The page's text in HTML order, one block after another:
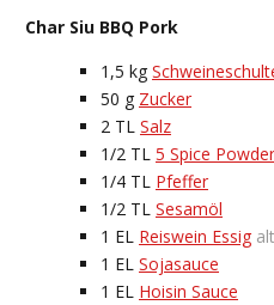
Char Siu BBQ Pork
1,5 kg
50 g Zucker
2 TL Salz
1/2 TL 5 Spice Powder
1/4 TL Pfeffer
1/2 TL Sesamöl
1 EL Reiswein Essig
1 EL Sojasauce
1 EL Hoisin Sauce